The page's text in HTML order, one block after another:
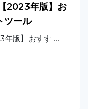
2023年版】お
ツール
年版】おすす …